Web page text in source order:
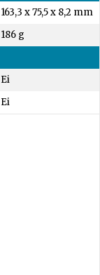
163,3 x 75,5 x 8,2 mm
186 g
Ei
Ei